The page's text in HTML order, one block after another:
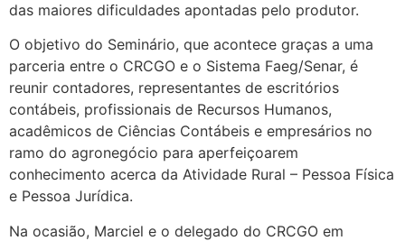
das maiores dificuldades apontadas pelo produtor.
O objetivo do Seminário, que acontece graças a uma
parceria entre o CRCGO e o Sistema Faeg/Senar, é
reunir contadores, representantes de escritórios
contábeis, profissionais de Recursos Humanos,
acadêmicos de Ciências Contábeis e empresários no
ramo do agronegócio para aperfeiçoarem
conhecimento acerca da Atividade Rural – Pessoa Física
e Pessoa Jurídica.
Na ocasião, Marciel e o delegado do CRCGO em